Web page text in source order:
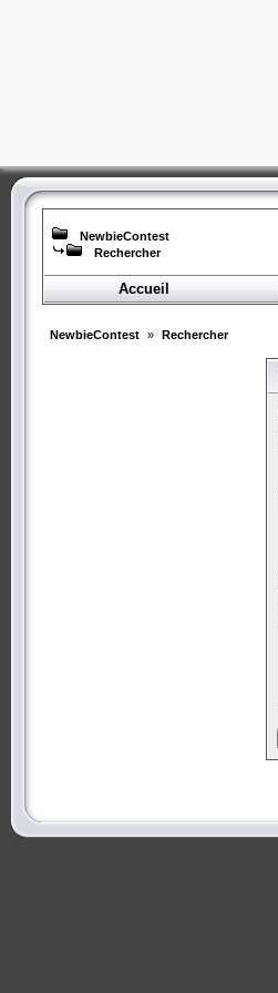
NewbieContest
Rechercher
Accueil
NewbieContest » Rechercher